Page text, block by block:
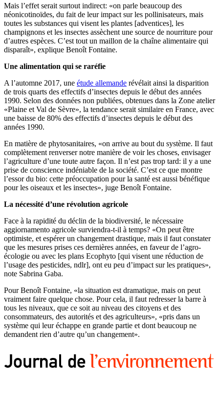
Mais l’effet serait surtout indirect: «on parle beaucoup des
néonicotinoïdes, du fait de leur impact sur les pollinisateurs, mais
toutes les substances qui visent les plantes [adventices], les
champignons et les insectes assèchent une source de nourriture pour
d’autres espèces. C’est tout un maillon de la chaîne alimentaire qui
disparaît», explique Benoît Fontaine.
Une alimentation qui se raréfie
A l’automne 2017, une étude allemande révélait ainsi la disparition
de trois quarts des effectifs d’insectes depuis le début des années
1990. Selon des données non publiées, obtenues dans la Zone atelier
«Plaine et Val de Sèvre», la tendance serait similaire en France, avec
une baisse de 80% des effectifs d’insectes depuis le début des
années 1990.
En matière de phytosanitaires, «on arrive au bout du système. Il faut
complètement renverser notre manière de voir les choses, envisager
l’agriculture d’une toute autre façon. Il n’est pas trop tard: il y a une
prise de conscience indéniable de la société. C’est ce que montre
l’essor du bio: cette préoccupation pour la santé est aussi bénéfique
pour les oiseaux et les insectes», juge Benoît Fontaine.
La nécessité d’une révolution agricole
Face à la rapidité du déclin de la biodiversité, le nécessaire
aggiornamento agricole surviendra-t-il à temps? «On peut être
optimiste, et espérer un changement drastique, mais il faut constater
que les mesures prises ces dernières années, en faveur de l’agro-
écologie ou avec les plans Ecophyto [qui visent une réduction de
l’usage des pesticides, ndlr], ont eu peu d’impact sur les pratiques»,
note Sabrina Gaba.
Pour Benoît Fontaine, «la situation est dramatique, mais on peut
vraiment faire quelque chose. Pour cela, il faut redresser la barre à
tous les niveaux, que ce soit au niveau des citoyens et des
consommateurs, des autorités et des agriculteurs», «pris dans un
système qui leur échappe en grande partie et dont beaucoup ne
demandent rien d’autre qu’un changement».